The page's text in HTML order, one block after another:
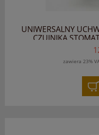
UNIWERSALNY
CZUJNIKA
zawiera 23%